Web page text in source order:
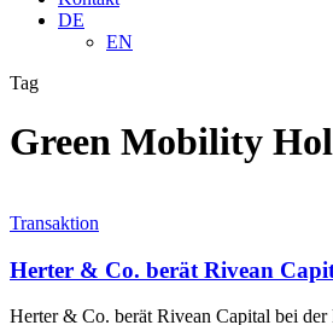
DE
EN
Tag
Green Mobility
Transaktion
Herter & Co. berät Rivean
Herter & Co. berät Rivean Capital bei